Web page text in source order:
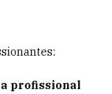
profissional